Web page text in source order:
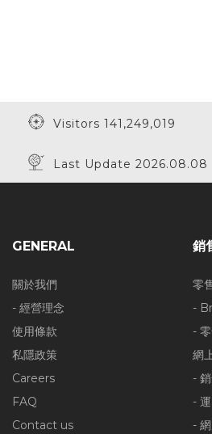
Visitors 141,249,019
Last Update 2026.08.08
GENERAL
關於我們
- 經營理念
使用條款
私隱政策
Careers
FAQ
Contact us
銷
零
-
-
網
-
-
-